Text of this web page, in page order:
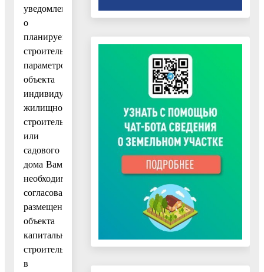
уведомлении
о
планируемом
строительстве
параметров
объекта
индивидуального
жилищного
строительства
или
садового
дома Вам
необходимо
согласовать
размещение
объекта
капитального
строительства
в